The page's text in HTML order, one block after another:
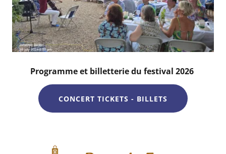
Programme et billetterie du festival 2026
CONCERT TICKETS - BILLETS